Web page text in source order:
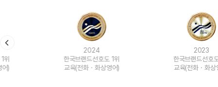
한국브랜드선호도 1위
교육(전화ㆍ화상영어)
한국브랜드선호도 1위
교육(전화ㆍ화상영어)